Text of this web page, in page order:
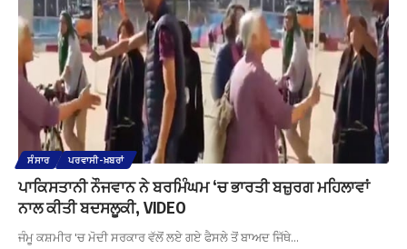
ਸੰਸਾਰ ਪਰਵਾਸੀ-ਖ਼ਬਰਾਂ
ਪਾਕਿਸਤਾਨੀ ਨੌਜਵਾਨ ਨੇ ਬਰਮਿੰਘਮ ‘ਚ ਭਾਰਤੀ ਬਜ਼ੁਰਗ ਮਹਿਲਾਵਾਂ
ਨਾਲ ਕੀਤੀ ਬਦਸਲੂਕੀ, VIDEO
ਜੰਮੂ ਕਸ਼ਮੀਰ 'ਚ ਮੋਦੀ ਸਰਕਾਰ ਵੱਲੋਂ ਲਏ ਗਏ ਫੈਸਲੇ ਤੋਂ ਬਾਅਦ ਜਿੱਥੇ…